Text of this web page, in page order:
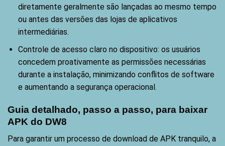
diretamente geralmente são lançadas ao mesmo tempo
ou antes das versões das lojas de aplicativos
intermediárias.
Controle de acesso claro no dispositivo: os usuários
concedem proativamente as permissões necessárias
durante a instalação, minimizando conflitos de software
e aumentando a segurança operacional.
Guia detalhado, passo a passo, para baixar
APK do DW8
Para garantir um processo de download de APK tranquilo, a